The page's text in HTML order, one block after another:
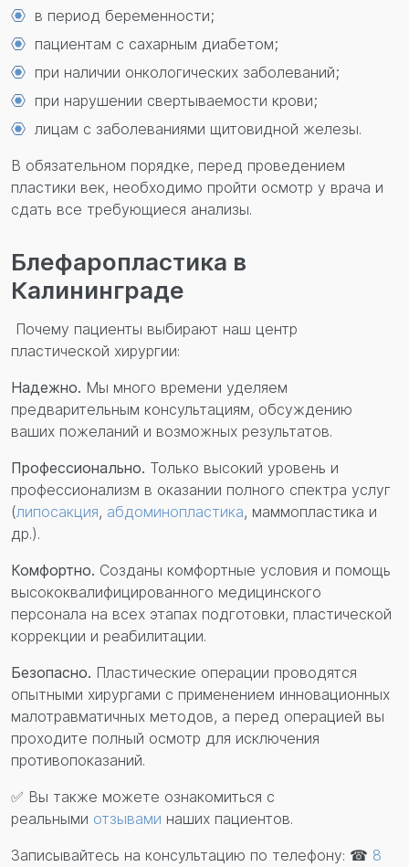
в период беременности;
пациентам с сахарным диабетом;
при наличии онкологических заболеваний;
при нарушении свертываемости крови;
лицам с заболеваниями щитовидной железы.
В обязательном порядке, перед проведением
пластики век, необходимо пройти осмотр у врача и
сдать все требующиеся анализы.
Блефаропластика в
Калининграде
Почему пациенты выбирают наш центр
пластической хирургии:
Надежно. Мы много времени уделяем
предварительным консультациям, обсуждению
ваших пожеланий и возможных результатов.
Профессионально. Только высокий уровень и
профессионализм в оказании полного спектра услуг
(липосакция, абдоминопластика, маммопластика и
др.).
Комфортно. Созданы комфортные условия и помощь
высококвалифицированного медицинского
персонала на всех этапах подготовки, пластической
коррекции и реабилитации.
Безопасно. Пластические операции проводятся
опытными хирургами с применением инновационных
малотравматичных методов, а перед операцией вы
проходите полный осмотр для исключения
противопоказаний.
✅ Вы также можете ознакомиться с
реальными отзывами наших пациентов.
Записывайтесь на консультацию по телефону: ☎ 8